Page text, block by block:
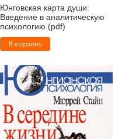
Юнговская карта души:
Введение в аналитическую
психологию (pdf)
В корзину